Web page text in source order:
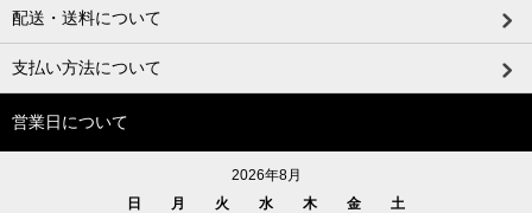
配送・送料について
支払い方法について
営業日について
2026年8月
日
月 火 水 木 金 土